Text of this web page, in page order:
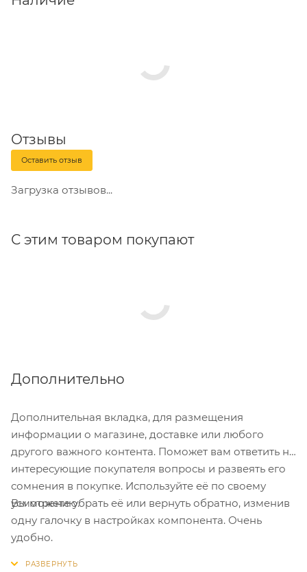
Отзывы
Оставить отзыв
Загрузка отзывов...
С этим товаром покупают
Дополнительно
Дополнительная вкладка, для размещения
информации о магазине, доставке или любого
другого важного контента. Поможет вам ответить на
интересующие покупателя вопросы и развеять его
сомнения в покупке. Используйте её по своему
усмотрению.
Вы можете убрать её или вернуть обратно, изменив
одну галочку в настройках компонента. Очень
удобно.